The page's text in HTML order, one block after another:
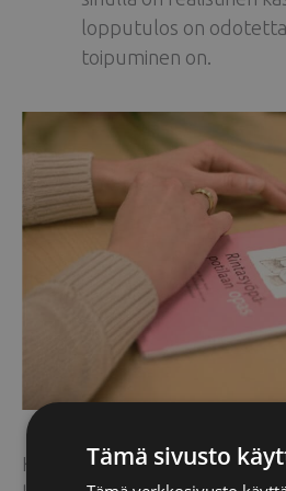
lopputulos on
toipuminen on.
Kuinka kauanTämä sivusto